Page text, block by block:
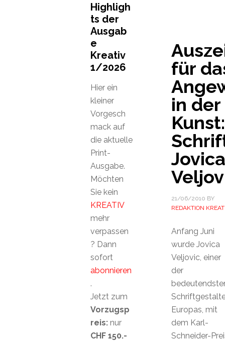
für
in der
Kunst:
Jovica
21/06/2010 BY
REDAKTION
Anfang Juni
wurde Jovica
Veljovic, einer
der
Europas, mit
dem Karl-
Schneider-
Highligh
ts der
Ausgab
e
Kreativ
1/2026
Hier ein
kleiner
Vorgesch
mack auf
die aktuelle
Print-
Ausgabe.
Möchten
Sie kein
KREATIV
mehr
verpassen
? Dann
sofort
abonnieren
.
Jetzt zum
Vorzugsp
reis: nur
CHF 150.-